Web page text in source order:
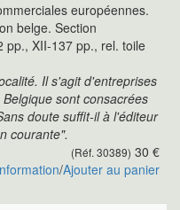
européennes.
belge. Section
pp., XII-137 pp., rel. toile
Il s'agit d'entreprises
sont consacrées
doute suffit-il à l'éditeur
courante".
(Réf. 30389) 30 €
/Ajouter au panier